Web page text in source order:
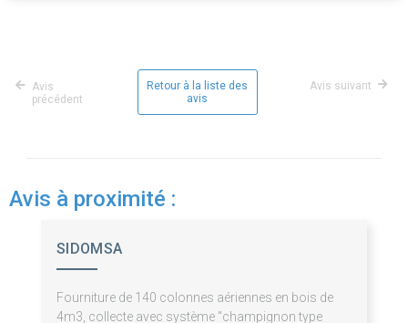
Avis
précédent
Retour à la liste des
avis
Avis suivant
Avis à proximité :
SIDOMSA
Fourniture de 140 colonnes aériennes en bois de
4m3, collecte avec système "champignon type